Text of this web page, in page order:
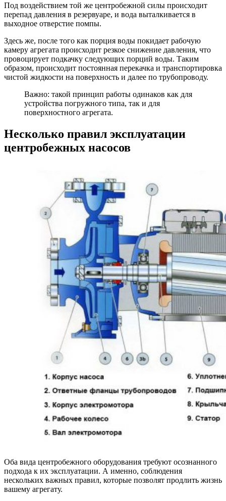
Под воздействием той же центробежной силы происходит
перепад давления в резервуаре, и вода выталкивается в
выходное отверстие помпы.
Здесь же, после того как порция воды покидает рабочую
камеру агрегата происходит резкое снижение давления, что
провоцирует подкачку следующих порций воды. Таким
образом, происходит постоянная перекачка и транспортировка
чистой жидкости на поверхность и далее по трубопроводу.
Важно: такой принцип работы одинаков как для
устройства погружного типа, так и для
поверхностного агрегата.
Несколько правил эксплуатации
центробежных насосов
Оба вида центробежного оборудования требуют осознанного
подхода к их эксплуатации. А именно, соблюдения
нескольких важных правил, которые позволят продлить жизнь
вашему агрегату.